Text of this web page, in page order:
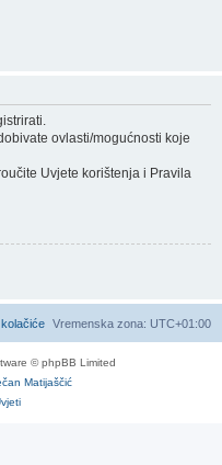
ovlasti/mogućnosti koje
Uvjete korištenja i Pravila
Vremenska zona: UTC+01:00
© phpBB Limited
Matijaščić